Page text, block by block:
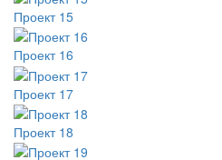
Проект 15
Проект 16
Проект 17
Проект 18